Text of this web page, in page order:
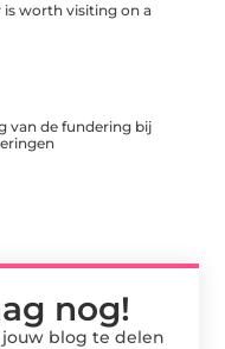
is worth visiting on a
van de fundering bij
nog!
blog te delen